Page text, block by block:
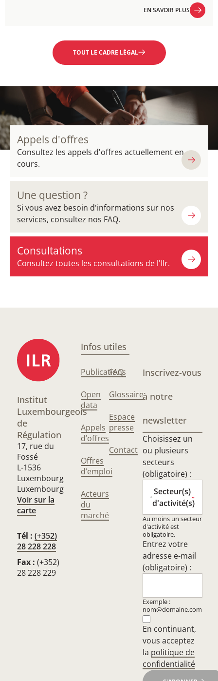
EN SAVOIR PLUS
TOUT LE CADRE LÉGAL
Appels d'offres
Consultez les appels d'offres actuellement en
cours.
Une question ?
Si vous avez besoin d'informations sur nos
services, consultez nos FAQ.
Consultations
Consultez toutes les consultations de l'Ilr.
Institut
Luxembourgeois
de
Régulation
17, rue du
Fossé
L-1536
Luxembourg
Luxembourg
Voir sur la
carte
Tél : (+352)
28 228 228
Fax : (+352)
28 228 229
Infos utiles
Publications
Open
data
Appels
d’offres
Offres
d’emploi
Acteurs
du
marché
FAQ
Glossaire
Espace
presse
Contact
Inscrivez-vous
à notre
newsletter
Choisissez un
ou plusieurs
secteurs
(obligatoire) :
Secteur(s)
d'activité(s)
Au moins un secteur
d'activité est
obligatoire.
Entrez votre
adresse e-mail
(obligatoire) :
Exemple :
nom@domaine.com
En continuant,
vous acceptez
la politique de
confidentialité